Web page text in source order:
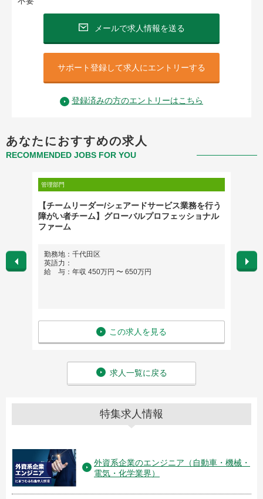
メールで求人情報を送る
サポート登録して求人にエントリーする
登録済みの方のエントリーはこちら
あなたにおすすめの求人
RECOMMENDED JOBS FOR YOU
管理部門
【チームリーダー/シェアードサービス業務を行う
障がい者チーム】グローバルプロフェッショナル
ファーム
勤務地：千代田区
英語力：
給 与：年収 450万円 〜 650万円
この求人を見る
勤務
英語
給 与
求人一覧に戻る
特集求人情報
外資系企業のエンジニア（自動車・機械・
電気・化学業界）